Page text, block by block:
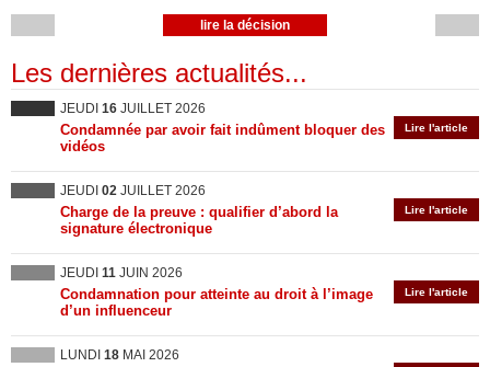
lire la décision
Les dernières actualités...
JEUDI 16 JUILLET 2026
Lire l'article
Condamnée par avoir fait indûment bloquer des
vidéos
JEUDI 02 JUILLET 2026
Lire l'article
Charge de la preuve : qualifier d’abord la
signature électronique
JEUDI 11 JUIN 2026
Lire l'article
Condamnation pour atteinte au droit à l’image
d’un influenceur
LUNDI 18 MAI 2026